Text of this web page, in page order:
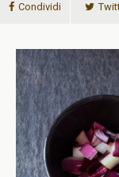
Condividi